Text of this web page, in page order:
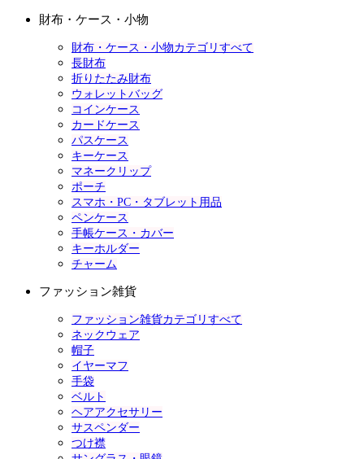
財布・ケース・小物
財布・ケース・小物カテゴリすべて
長財布
折りたたみ財布
ウォレットバッグ
コインケース
カードケース
パスケース
キーケース
マネークリップ
ポーチ
スマホ・PC・タブレット用品
ペンケース
手帳ケース・カバー
キーホルダー
チャーム
ファッション雑貨
ファッション雑貨カテゴリすべて
ネックウェア
帽子
イヤーマフ
手袋
ベルト
ヘアアクセサリー
サスペンダー
つけ襟